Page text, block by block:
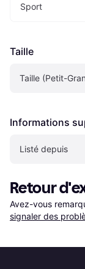
Sport
Taille
Taille (Petit-
Informations
Listé depuis
Retour
Avez-vous
signaler des